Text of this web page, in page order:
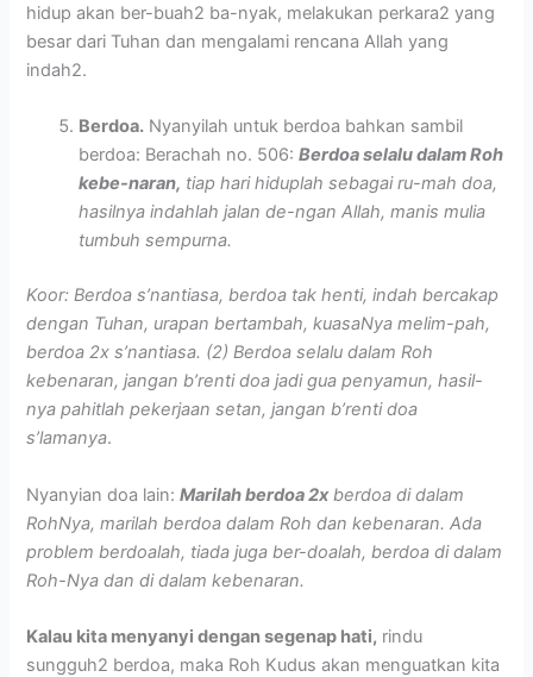
hidup akan ber-buah2 ba-nyak, melakukan perkara2 yang
besar dari Tuhan dan mengalami rencana Allah yang
indah2.
Berdoa. Nyanyilah untuk berdoa bahkan sambil
berdoa: Berachah no. 506:Berdoa selalu dalam Roh
kebe-naran, tiap hari hiduplah sebagai ru-mah doa,
hasilnya indahlah jalan de-ngan Allah, manis mulia
tumbuh sempurna.
Koor: Berdoa s’nantiasa, berdoa tak henti, indah bercakap
dengan Tuhan, urapan bertambah, kuasaNya melim-pah,
berdoa 2x s’nantiasa. (2) Berdoa selalu dalam Roh
kebenaran, jangan b’renti doa jadi gua penyamun, hasil-
nya pahitlah pekerjaan setan, jangan b’renti doa
s’lamanya.
Nyanyian doa lain:Marilah berdoa 2xberdoa di dalam
RohNya, marilah berdoa dalam Roh dan kebenaran. Ada
problem berdoalah, tiada juga ber-doalah, berdoa di dalam
Roh-Nya dan di dalam kebenaran.
Kalau kita menyanyi dengan segenap hati, rindu
sungguh2 berdoa, maka Roh Kudus akan menguatkan kita